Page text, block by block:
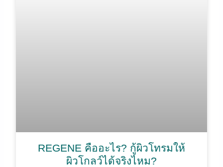
REGENE คืออะไร? กู้ผิวโทรมให้
ผิวโกลว์ได้จริงไหม?